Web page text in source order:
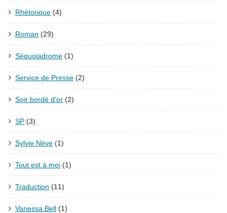
Rhétorique (4)
Roman (29)
Séquoiadrome (1)
Service de Presse (2)
Soir bordé d'or (2)
SP (3)
Sylvie Nève (1)
Tout est à moi (1)
Traduction (11)
Vanessa Bell (1)